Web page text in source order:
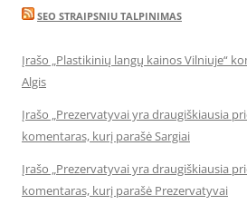
SEO STRAIPSNIU TALPINIMAS
Įrašo „Plastikinių langų kainos Vilniuje“
Algis
Įrašo „Prezervatyvai yra draugiškiausia
komentaras, kurį parašė Sargiai
Įrašo „Prezervatyvai yra draugiškiausia
komentaras, kurį parašė Prezervatyvai